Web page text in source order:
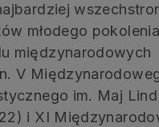
młodego
międzynarodowych
V
im. Maj
i XI